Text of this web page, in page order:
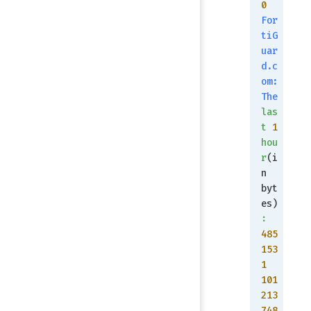
0
For
tiG
uar
d.c
om:
The
las
t 1
hou
r(i
n
byt
es)
:
485
153
1
101
213